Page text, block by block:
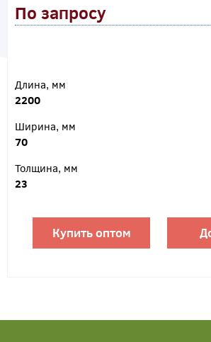
По запросу
Длина, мм
2200
Ширина, мм
70
Толщина, мм
23
Купить оптом